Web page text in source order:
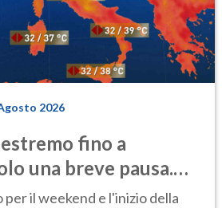
2026
fino a
una breve pausa.
il weekend e l'inizio della